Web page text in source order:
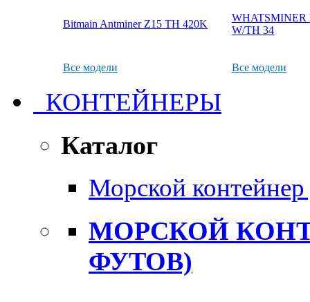
Bitmain Antminer Z15 TH 420K
WHATSMINER
W/TH 34
Все модели Все модели
КОНТЕЙНЕРЫ
Каталог
Морской
МОРСКОЙ
ФУТОВ)